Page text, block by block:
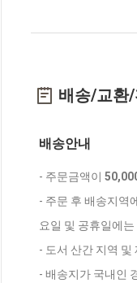
배송/교환
배송안내
- 주문금액이
- 주문 후 배송지역
요일 및 공휴일에
- 도서 산간 지역
- 배송지가 국내인